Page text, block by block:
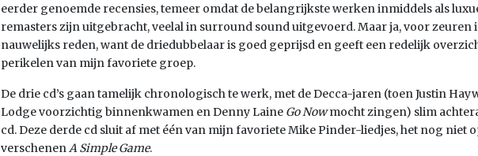
eerder genoemde recensies, temeer omdat de belangrijkste werken inmiddels als
remasters zijn uitgebracht, veelal in surround sound uitgevoerd. Maar ja, voor zeuren
nauwelijks reden, want de driedubbelaar is goed geprijsd en geeft een redelijk
perikelen van mijn favoriete groep.
De drie cd’s gaan tamelijk chronologisch te werk, met de Decca-jaren (toen Justin
Lodge voorzichtig binnenkwamen en Denny Laine Go Nowmocht zingen) slim
cd. Deze derde cd sluit af met één van mijn favoriete Mike Pinder-liedjes, het nog niet
verschenenA Simple Game.